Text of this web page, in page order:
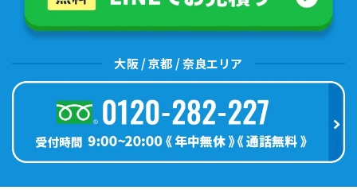
大阪 / 京都 / 奈良エリア